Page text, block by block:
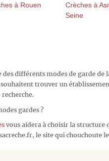
à Rouen
Crèches à
Seine
différents modes de garde de
trouver un
gardes ?
vous aidera à choisir la structure
le site qui chouchoute